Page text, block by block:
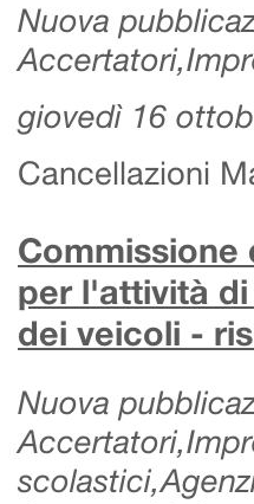
Nuova
giovedì 16
Cancellazioni
per l'attività
dei veicoli -
Nuova